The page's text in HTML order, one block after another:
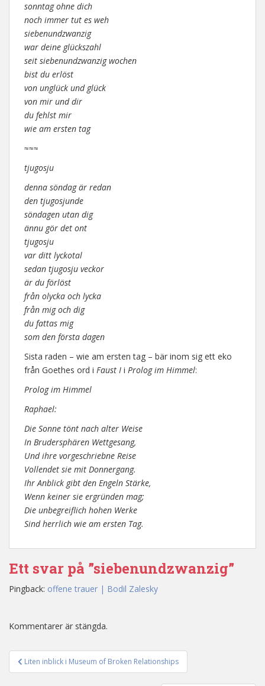
sonntag ohne dich
noch immer tut es weh
siebenundzwanzig
war deine glückszahl
seit siebenundzwanzig wochen
bist du erlöst
von unglück und glück
von mir und dir
du fehlst mir
wie am ersten tag
≈≈≈
tjugosju
denna söndag är redan
den tjugosjunde
söndagen utan dig
ännu gör det ont
tjugosju
var ditt lyckotal
sedan tjugosju veckor
är du förlöst
från olycka och lycka
från mig och dig
du fattas mig
som den första dagen
Sista raden – wie am ersten tag – bär inom sig ett eko
från Goethes ord i Faust I i Prolog im Himmel:
Prolog im Himmel
Raphael:
Die Sonne tönt nach alter Weise
In Brudersphären Wettgesang,
Und ihre vorgeschriebne Reise
Vollendet sie mit Donnergang.
Ihr Anblick gibt den Engeln Stärke,
Wenn keiner sie ergründen mag;
Die unbegreiflich hohen Werke
Sind herrlich wie am ersten Tag.
Ett svar på ”siebenundzwanzig”
Pingback: offene trauer | Bodil Zalesky
Kommentarer är stängda.
Inläggsnavigering
Liten inblick i Museum of Broken Relationships